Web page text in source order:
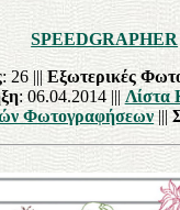
SPEEDGRAPHER
: 26 |||Εξωτερικές
: 06.04.2014 ||| Λίστα
Φωτογραφήσεων|||